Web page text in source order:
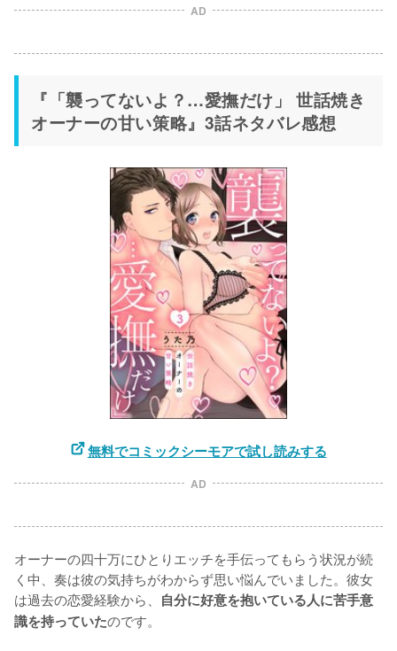
AD
『「襲ってないよ？…愛撫だけ」 世話焼き
オーナーの甘い策略』3話ネタバレ感想
無料でコミックシーモアで試し読みする
AD
オーナーの四十万にひとりエッチを手伝ってもらう状況が続
く中、奏は彼の気持ちがわからず思い悩んでいました。彼女
は過去の恋愛経験から、 自分に好意を抱いている人に苦手意
識を持っていたのです。